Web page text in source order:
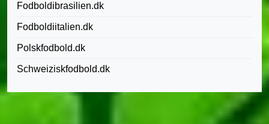
Fodboldibrasilien.dk
Fodboldiitalien.dk
Polskfodbold.dk
Schweiziskfodbold.dk